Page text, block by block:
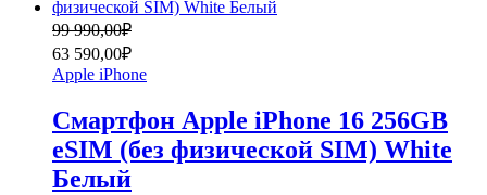
99 990,00₽
Первоначальная
цена
составляла
99
63 590,00₽
Текущая
цена:
63
590,00₽.
Apple iPhone
Смартфон Apple iPhone 16 256GB
eSIM (без физической SIM) White
Белый